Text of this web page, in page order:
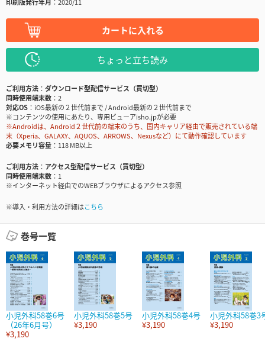
カートに入れる
ちょっと立ち読み
ご利用方法
ダウンロード型配信サービス（買切型）
同時使用端末数
2
対応OS
iOS最新の２世代前まで / Android最新の２世代前まで
※コンテンツの使用にあたり、専用ビューアisho.jpが必要
※Androidは、Android２世代前の端末のうち、国内キャリア経由で販売されている端
末（Xperia、GALAXY、AQUOS、ARROWS、Nexusなど）にて動作確認しています
必要メモリ容量
118 MB以上
ご利用方法
アクセス型配信サービス（買切型）
同時使用端末数
1
※インターネット経由でのWEBブラウザによるアクセス参照
※導入・利用方法の詳細はこちら
巻号一覧
小児外科58巻6号
（26年6月号）
¥3,190
小児外科58巻5号
¥3,190
小児外科58巻4号
¥3,190
小児外科58巻3
¥3,190